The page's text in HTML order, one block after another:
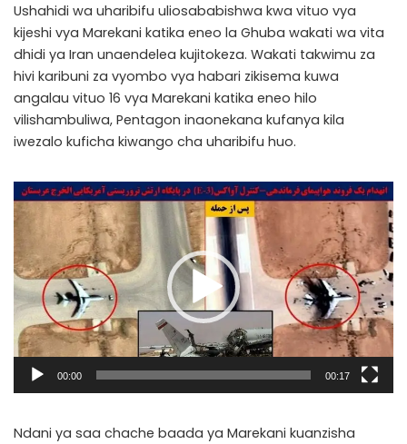
Ushahidi wa uharibifu uliosababishwa kwa vituo vya
kijeshi vya Marekani katika eneo la Ghuba wakati wa vita
dhidi ya Iran unaendelea kujitokeza. Wakati takwimu za
hivi karibuni za vyombo vya habari zikisema kuwa
angalau vituo 16 vya Marekani katika eneo hilo
vilishambuliwa, Pentagon inaonekana kufanya kila
iwezalo kuficha kiwango cha uharibifu huo.
Video
Player
00:00 00:17
Ndani ya saa chache baada ya Marekani kuanzisha